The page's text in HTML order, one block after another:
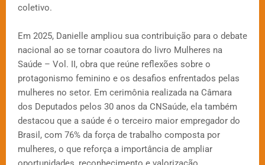
coletivo.
Em 2025, Danielle ampliou sua contribuição para o debate
nacional ao se tornar coautora do livro Mulheres na
Saúde – Vol. II, obra que reúne reflexões sobre o
protagonismo feminino e os desafios enfrentados pelas
mulheres no setor. Em cerimônia realizada na Câmara
dos Deputados pelos 30 anos da CNSaúde, ela também
destacou que a saúde é o terceiro maior empregador do
Brasil, com 76% da força de trabalho composta por
mulheres, o que reforça a importância de ampliar